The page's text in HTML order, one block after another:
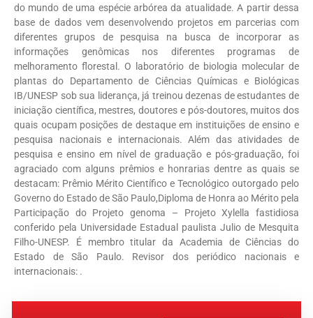
do mundo de uma espécie arbórea da atualidade. A partir dessa
base de dados vem desenvolvendo projetos em parcerias com
diferentes grupos de pesquisa na busca de incorporar as
informações genômicas nos diferentes programas de
melhoramento florestal. O laboratório de biologia molecular de
plantas do Departamento de Ciências Químicas e Biológicas
IB/UNESP sob sua liderança, já treinou dezenas de estudantes de
iniciação científica, mestres, doutores e pós-doutores, muitos dos
quais ocupam posições de destaque em instituições de ensino e
pesquisa nacionais e internacionais. Além das atividades de
pesquisa e ensino em nível de graduação e pós-graduação, foi
agraciado com alguns prêmios e honrarias dentre as quais se
destacam: Prêmio Mérito Científico e Tecnológico outorgado pelo
Governo do Estado de São Paulo,Diploma de Honra ao Mérito pela
Participação do Projeto genoma – Projeto Xylella fastidiosa
conferido pela Universidade Estadual paulista Julio de Mesquita
Filho-UNESP. É membro titular da Academia de Ciências do
Estado de São Paulo. Revisor dos periódico nacionais e
internacionais: .